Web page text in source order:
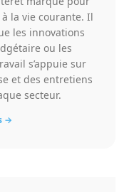
la vie courante. Il
les innovations
ou les
s’appuie sur
et des entretiens
secteur.
→